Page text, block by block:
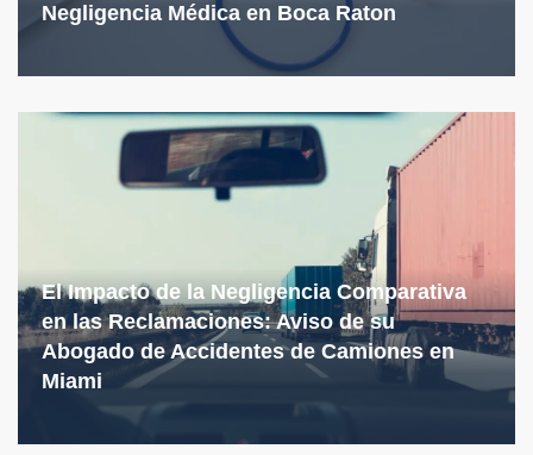
Negligencia Médica en Boca Raton
El Impacto de la Negligencia Comparativa
en las Reclamaciones: Aviso de su
Abogado de Accidentes de Camiones en
Miami